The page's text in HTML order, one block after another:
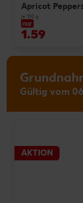
Apricot
je 100 g
nur
1.59
Gültig vom
AKTION